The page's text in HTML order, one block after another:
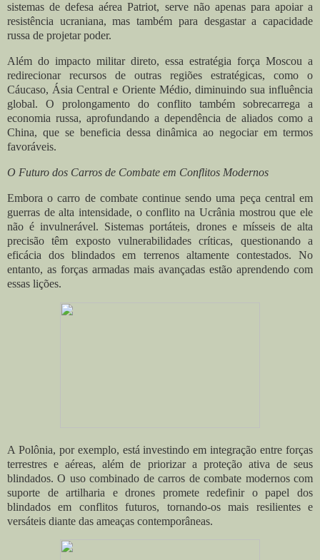
sistemas de defesa aérea Patriot, serve não apenas para apoiar a
resistência ucraniana, mas também para desgastar a capacidade
russa de projetar poder.
Além do impacto militar direto, essa estratégia força Moscou a
redirecionar recursos de outras regiões estratégicas, como o
Cáucaso, Ásia Central e Oriente Médio, diminuindo sua influência
global. O prolongamento do conflito também sobrecarrega a
economia russa, aprofundando a dependência de aliados como a
China, que se beneficia dessa dinâmica ao negociar em termos
favoráveis.
O Futuro dos Carros de Combate em Conflitos Modernos
Embora o carro de combate continue sendo uma peça central em
guerras de alta intensidade, o conflito na Ucrânia mostrou que ele
não é invulnerável. Sistemas portáteis, drones e mísseis de alta
precisão têm exposto vulnerabilidades críticas, questionando a
eficácia dos blindados em terrenos altamente contestados. No
entanto, as forças armadas mais avançadas estão aprendendo com
essas lições.
A Polônia, por exemplo, está investindo em integração entre forças
terrestres e aéreas, além de priorizar a proteção ativa de seus
blindados. O uso combinado de carros de combate modernos com
suporte de artilharia e drones promete redefinir o papel dos
blindados em conflitos futuros, tornando-os mais resilientes e
versáteis diante das ameaças contemporâneas.